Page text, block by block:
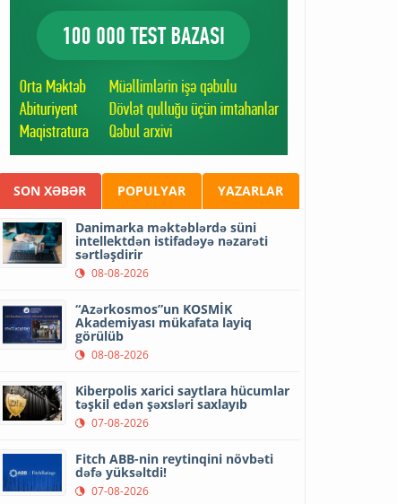
SON XƏBƏR POPULYAR YAZARLAR
Danimarka məktəblərdə süni
intellektdən istifadəyə nəzarəti
sərtləşdirir
08-08-2026
“Azərkosmos”un KOSMİK
Akademiyası mükafata layiq
görülüb
08-08-2026
Kiberpolis xarici saytlara hücumlar
təşkil edən şəxsləri saxlayıb
07-08-2026
Fitch ABB-nin reytinqini növbəti
dəfə yüksəltdi!
07-08-2026